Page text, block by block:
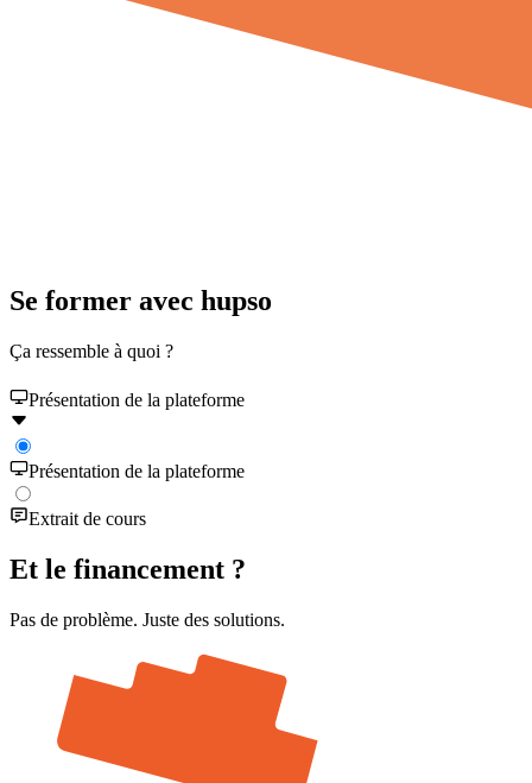
Se former avec hupso
Ça ressemble à quoi ?
Présentation de la plateforme
Présentation de la plateforme
Extrait de cours
Et le financement ?
Pas de problème. Juste des solutions.